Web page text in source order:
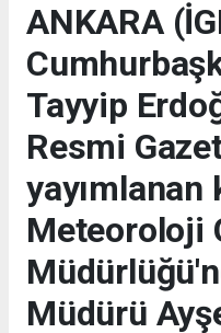
ANKARA
Tayyip
Resmi
yayımlanan
Meteoroloji
Müdürü